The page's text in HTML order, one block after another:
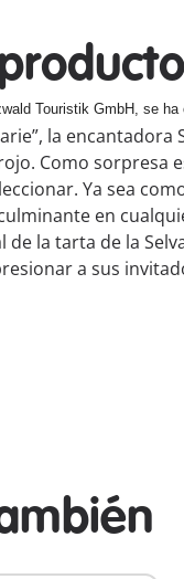
Touristik GmbH, se ha
la
Como
Ya sea
en
la tarta de la
a sus